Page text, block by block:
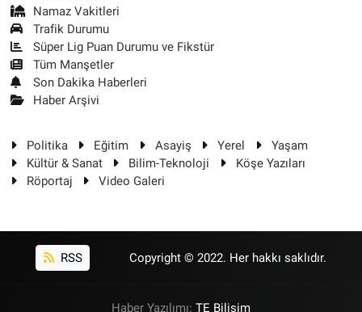
Namaz Vakitleri
Trafik Durumu
Süper Lig Puan Durumu ve Fikstür
Tüm Manşetler
Son Dakika Haberleri
Haber Arşivi
Politika Eğitim Asayiş Yerel
Yaşam
Kültür & Sanat
Bilim-Teknoloji
Köşe Yazıları
Röportaj
Video Galeri
RSS Copyright © 2022. Her hakkı saklıdır.
Haber Yazılımı: TE Bilişim